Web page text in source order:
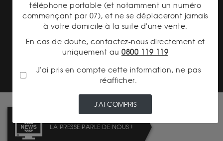
LIVRAISON ASSURÉE
LA PRESSE PARLE DE NOUS !
téléphone portable (et notamment un numéro
commençant par 07), et ne se déplaceront jamais
à votre domicile à la suite d'une vente.
En cas de doute, contactez-nous directement et
uniquement au 0800 119 119
J'ai pris en compte cette information, ne pas
réafficher.
J'AI COMPRIS